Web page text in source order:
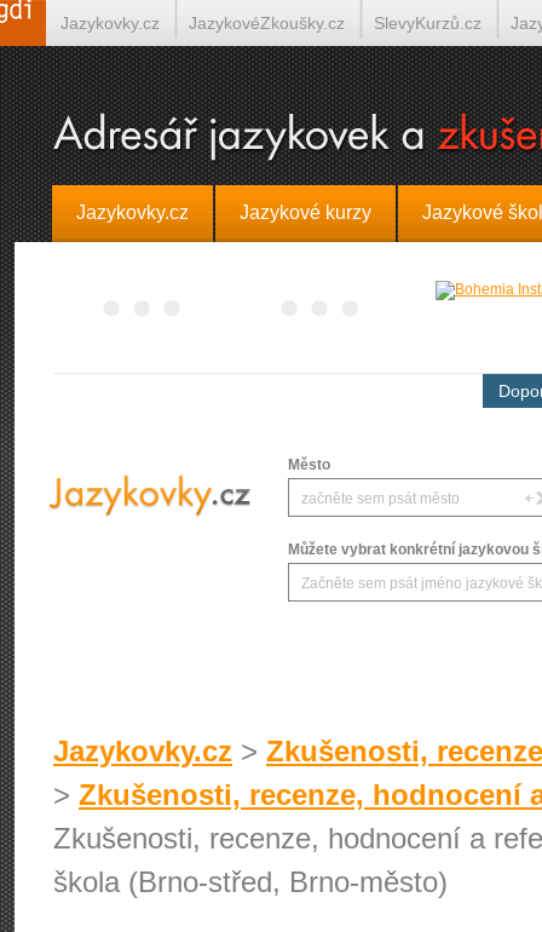
Jazykovky.cz Jazykové kurzy Jazykové
Město
Můžete vybrat konkrétní jazykovou
Jazykovky.cz > Zkušenosti,
> Zkušenosti, recenze, hodnocení
Zkušenosti, recenze, hodnocení a
škola (Brno-střed, Brno-město)
Jazykovky.cz JazykovéZkoušky.cz SlevyKurzů.cz
Španělština on-line Italština on-line Tlumočení-